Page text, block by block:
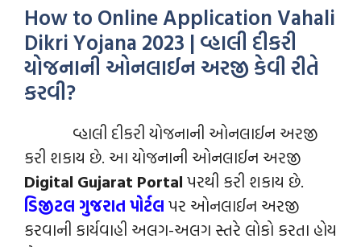
How to Online Application Vahali
Dikri Yojana 2023 | વ્હાલી દીકરી
યોજનાની ઓનલાઈન અરજી કેવી રીતે
કરવી?
વ્હાલી દીકરી યોજનાની ઓનલાઈન અરજી
કરી શકાય છે. આ યોજનાની ઓનલાઈન અરજી
Digital Gujarat Portal પરથી કરી શકાય છે.
ડિજીટલ ગુજરાત પોર્ટલ પર ઓનલાઈન અરજી
કરવાની કાર્યવાહી અલગ-અલગ સ્તરે લોકો કરતા હોય